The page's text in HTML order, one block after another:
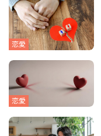
恋愛
恋愛